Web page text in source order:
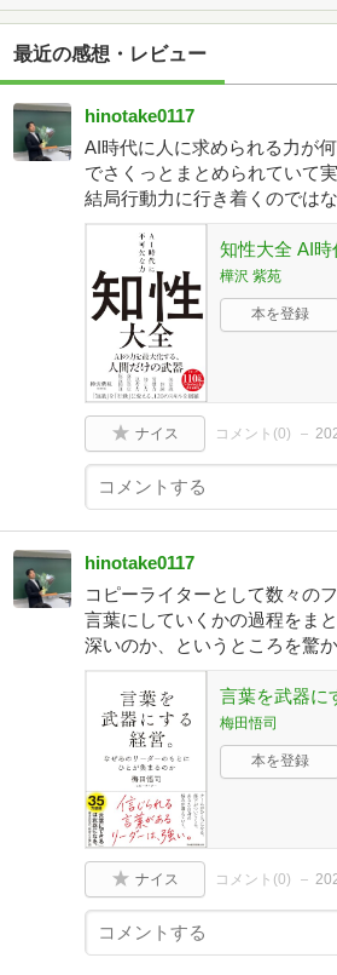
最近の感想・レビュー
hinotake0117
AI時代に人に求められる力が
でさくっとまとめられていて
結局行動力に行き着くのでは
知性大全 AI時
樺沢 紫苑
本を登録
ナイス コメント(0)
hinotake0117
コピーライターとして数々の
言葉にしていくかの過程をま
深いのか、というところを驚
言葉を武器に
梅田悟司
本を登録
ナイス コメント(0)